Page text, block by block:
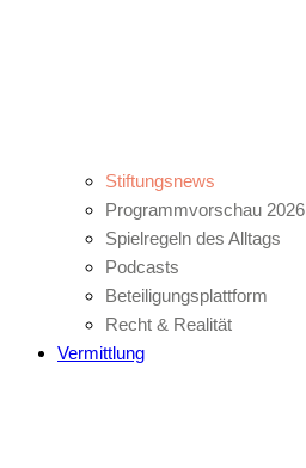
Stiftungsnews
Programmvorschau 2026
Spielregeln des Alltags
Podcasts
Beteiligungsplattform
Recht & Realität
Vermittlung